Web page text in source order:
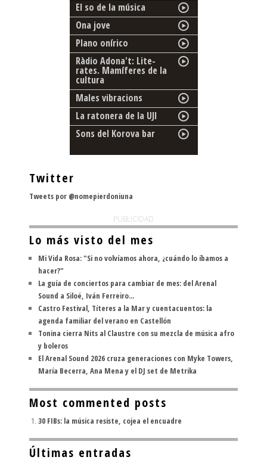
El so de la música
Ona jove
Plano onírico
Ràdio Adona't: Lite-
rates. Mamíferes de la
cultura
Males vibracions
La ratonera de la UJI
Sons del Korova bar
Twitter
Tweets por @nomepierdoniuna
PUBLICIDAD
Lo más visto del mes
Mi Vida Rosa: "Si no volvíamos ahora, ¿cuándo lo íbamos a
hacer?"
La guía de conciertos para cambiar de mes: del Arenal
Sound a Siloé, Iván Ferreiro...
Castro Festival, Títeres a la Mar y cuentacuentos: la
agenda familiar del verano en Castellón
Tonina cierra Nits al Claustre con su mezcla de música afro
y boleros
El Arenal Sound 2026 cruza generaciones con Myke Towers,
María Becerra, Ana Mena y el DJ set de Metrika
Most commented posts
30 FIBs: la música resiste, cojea el encuadre
Últimas entradas